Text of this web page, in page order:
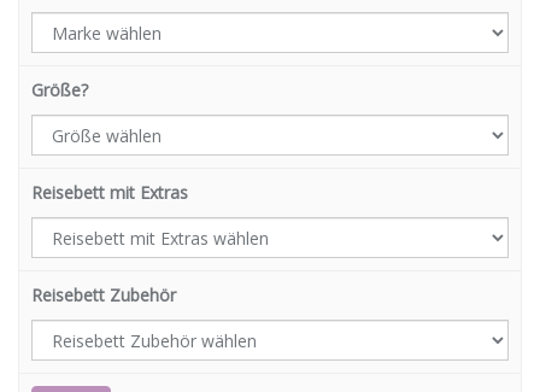
Größe?
Reisebett mit Extras
Reisebett Zubehör